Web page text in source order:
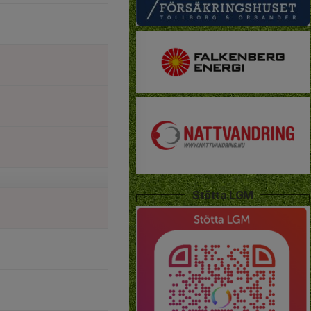
Stötta LGM